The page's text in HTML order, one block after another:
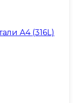
А4 (316L)